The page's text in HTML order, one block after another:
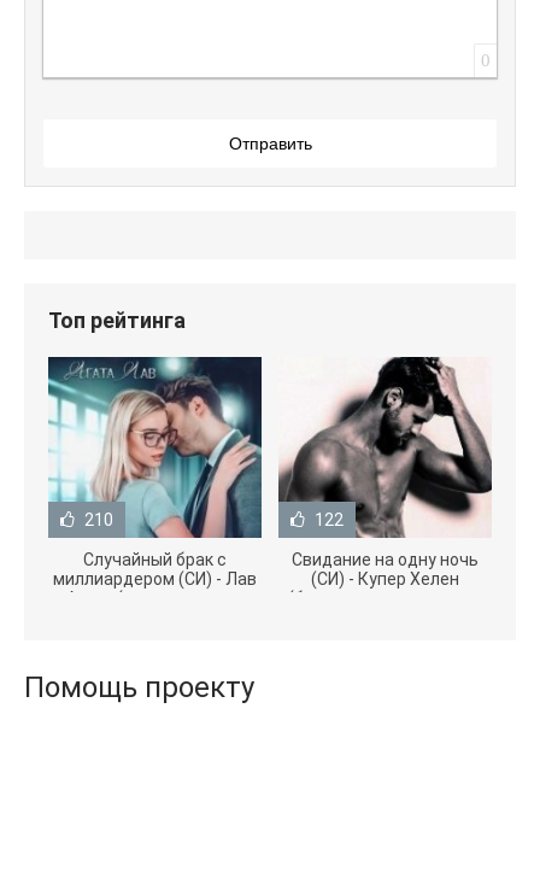
0
Отправить
Топ рейтинга
210
Случайный брак с
миллиардером (СИ) - Лав
Агата (полная версия
122
Свидание на одну ночь
(СИ) - Купер Хелен
(бесплатные серии книг
Помощь проекту